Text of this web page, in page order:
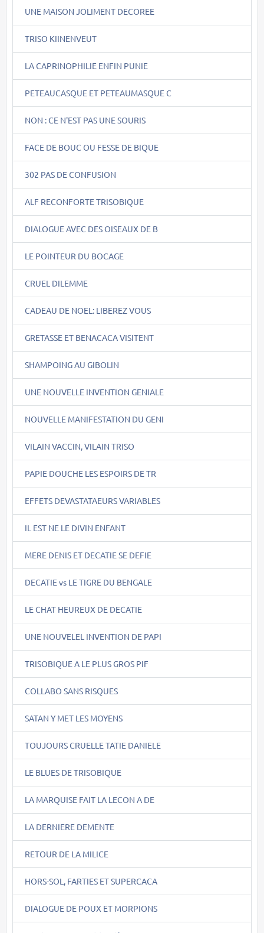
UNE MAISON JOLIMENT DECOREE
TRISO KIINENVEUT
LA CAPRINOPHILIE ENFIN PUNIE
PETEAUCASQUE ET PETEAUMASQUE C
NON : CE N'EST PAS UNE SOURIS
FACE DE BOUC OU FESSE DE BIQUE
302 PAS DE CONFUSION
ALF RECONFORTE TRISOBIQUE
DIALOGUE AVEC DES OISEAUX DE B
LE POINTEUR DU BOCAGE
CRUEL DILEMME
CADEAU DE NOEL: LIBEREZ VOUS
GRETASSE ET BENACACA VISITENT
SHAMPOING AU GIBOLIN
UNE NOUVELLE INVENTION GENIALE
NOUVELLE MANIFESTATION DU GENI
VILAIN VACCIN, VILAIN TRISO
PAPIE DOUCHE LES ESPOIRS DE TR
EFFETS DEVASTATAEURS VARIABLES
IL EST NE LE DIVIN ENFANT
MERE DENIS ET DECATIE SE DEFIE
DECATIE vs LE TIGRE DU BENGALE
LE CHAT HEUREUX DE DECATIE
UNE NOUVELEL INVENTION DE PAPI
TRISOBIQUE A LE PLUS GROS PIF
COLLABO SANS RISQUES
SATAN Y MET LES MOYENS
TOUJOURS CRUELLE TATIE DANIELE
LE BLUES DE TRISOBIQUE
LA MARQUISE FAIT LA LECON A DE
LA DERNIERE DEMENTE
RETOUR DE LA MILICE
HORS-SOL, FARTIES ET SUPERCACA
DIALOGUE DE POUX ET MORPIONS